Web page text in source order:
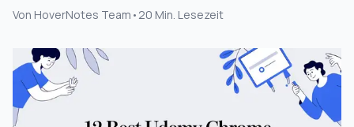
Von HoverNotes Team • 20 Min. Lesezeit